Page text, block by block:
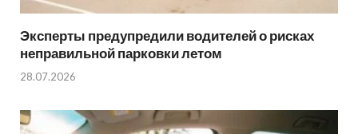
Эксперты предупредили водителей о рисках
неправильной парковки летом
28.07.2026